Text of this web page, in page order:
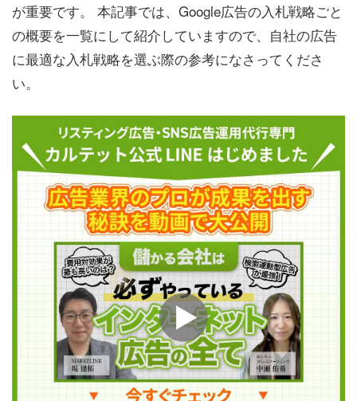
が重要です。 本記事では、Google広告の入札戦略ごと
の概要を一覧にして紹介していますので、自社の広告
に最適な入札戦略を選ぶ際の参考になさってくださ
い。